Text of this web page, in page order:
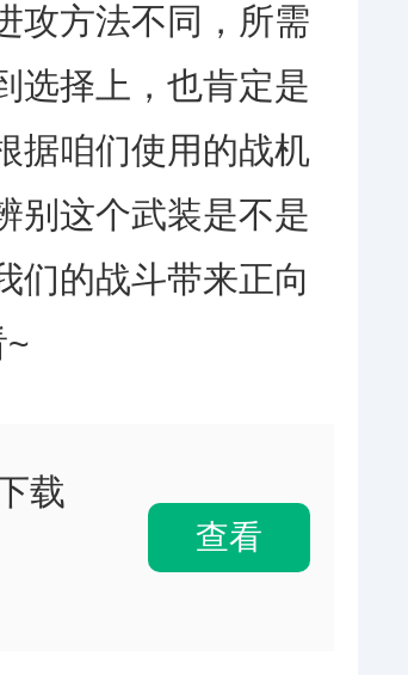
攻方法不同，所需
选择上，也肯定是
据咱们使用的战机
别这个武装是不是
们的战斗带来正向
~
载
查看